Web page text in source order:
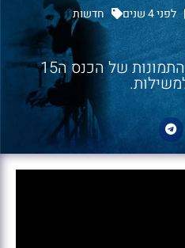
לפני 4 שנים
חדשות
מוזמנים לצפות בגלרית התמונות של הכנס ה15